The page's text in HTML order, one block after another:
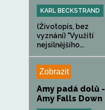
KARL BECKSTRAND
(Životopis, bez
vyznání) "Využití
nejsilnějšího...
Zobrazit
Amy padá dolů -
Amy Falls Down